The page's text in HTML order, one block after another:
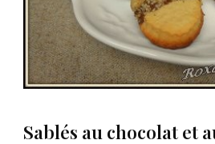
Sablés au chocolat et